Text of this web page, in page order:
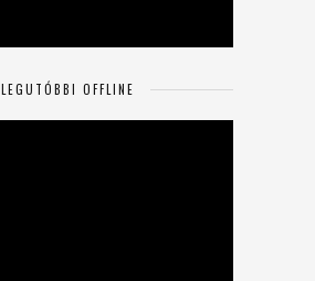
LEGUTÓBBI OFFLINE